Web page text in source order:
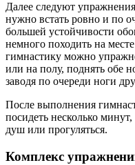
Далее следуют
нужно встать ровно и по
большей устойчивости
немного походить на
гимнастику можно
или на полу, поднять обе
заводя по очереди ноги
После выполнения
посидеть несколько
душ или прогуляться.
Комплекс